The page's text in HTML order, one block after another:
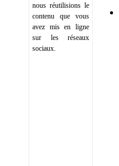
nous réutilisions le
contenu que vous
avez mis en ligne
sur les réseaux
sociaux.